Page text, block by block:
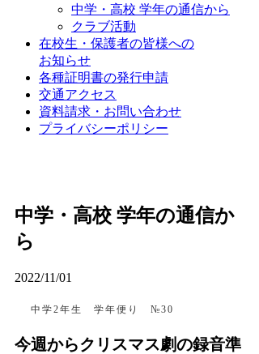
中学・高校 学年の通信から
クラブ活動
在校生・保護者の皆様への
お知らせ
各種証明書の発行申請
交通アクセス
資料請求・お問い合わせ
プライバシーポリシー
中学・高校 学年の通信か
ら
2022/11/01
中学2年生 学年便り №30
今週からクリスマス劇の録音準